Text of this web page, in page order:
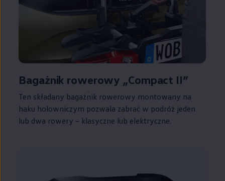
Bagażnik rowerowy „Compact II”
Ten składany bagażnik rowerowy montowany na
haku holowniczym pozwala zabrać w podróż jeden
lub dwa rowery – klasyczne lub elektryczne.